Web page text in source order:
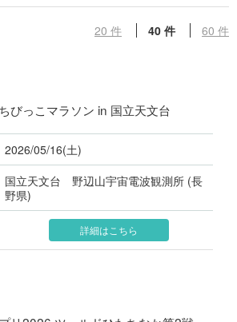
20 件 40 件 60 件
びっこマラソン in 国立天文台
2026/05/16(土)
国立天文台 野辺山宇宙電波観測所 (長
野県)
詳細はこちら